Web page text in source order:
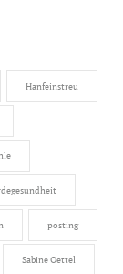
Hanfeinstreu
posting
Sabine Oettel